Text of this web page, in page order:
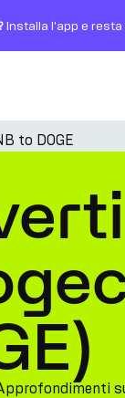
Installa l'app e
to DOGE